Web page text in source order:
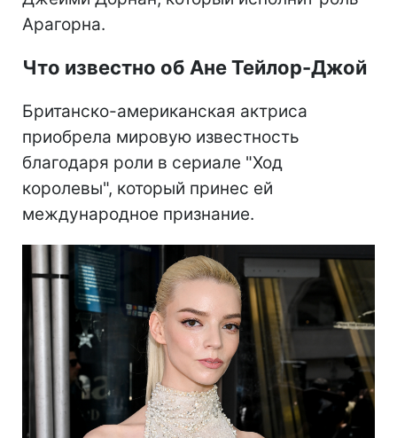
Арагорна.
Что известно об Ане Тейлор-Джой
Британско-американская актриса
приобрела мировую известность
благодаря роли в сериале "Ход
королевы", который принес ей
международное признание.